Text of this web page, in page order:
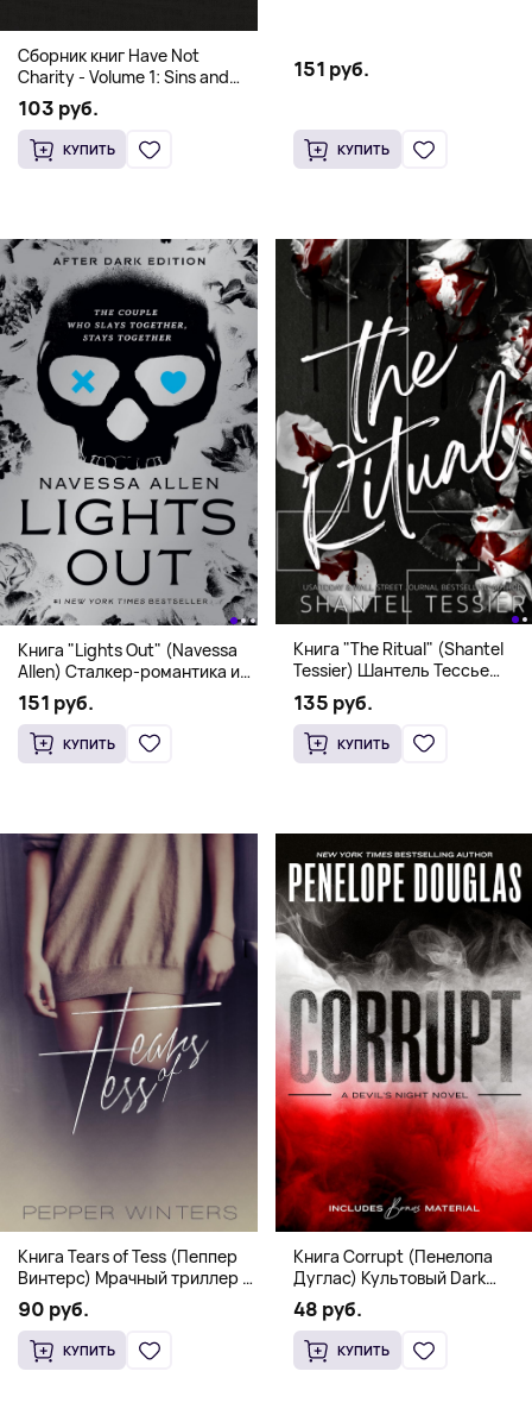
Сборник книг Have Not
Charity - Volume 1: Sins and
Volume 2: Virtues
103 руб.
КУПИТЬ
151 руб.
КУПИТЬ
Книга "Lights Out" (Navessa
Allen) Сталкер-романтика и
человек в маске (18+)
151 руб.
КУПИТЬ
Книга "The Ritual" (Shantel
Tessier) Шантель Тессье
Экстремальный дарк-
романс бестселлер (18+)
135 руб.
КУПИТЬ
Книга Tears of Tess (Пеппер
Винтерс) Мрачный триллер о
выживании и страсти (18+)
90 руб.
КУПИТЬ
Книга Corrupt (Пенелопа
Дуглас) Культовый Dark
Romance бестселлер (18+)
48 руб.
КУПИТЬ